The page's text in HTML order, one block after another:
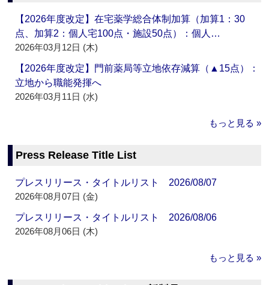
【2026年度改定】在宅薬学総合体制加算（加算1：30
点、加算2：個人宅100点・施設50点）：個人…
2026年03月12日 (木)
【2026年度改定】門前薬局等立地依存減算（▲15点）：
立地から職能発揮へ
2026年03月11日 (水)
もっと見る »
Press Release Title List
プレスリリース・タイトルリスト 2026/08/07
2026年08月07日 (金)
プレスリリース・タイトルリスト 2026/08/06
2026年08月06日 (木)
もっと見る »